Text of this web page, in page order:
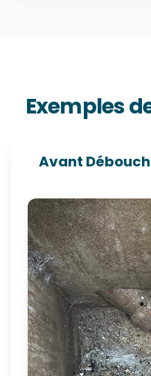
Exemples
Avant